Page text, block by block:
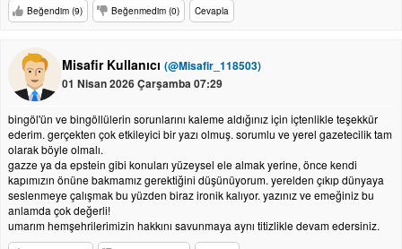
Beğendim (9) Beğenmedim (0) Cevapla
Misafir Kullanıcı (@Misafir_118503)
01 Nisan 2026 Çarşamba 07:29
bingöl'ün ve bingöllülerin sorunlarını kaleme aldığınız için içtenlikle teşekkür
ederim. gerçekten çok etkileyici bir yazı olmuş. sorumlu ve yerel gazetecilik tam
olarak böyle olmalı.
gazze ya da epstein gibi konuları yüzeysel ele almak yerine, önce kendi
kapımızın önüne bakmamız gerektiğini düşünüyorum. yerelden çıkıp dünyaya
seslenmeye çalışmak bu yüzden biraz ironik kalıyor. yazınız ve emeğiniz bu
anlamda çok değerli!
umarım hemşehrilerimizin hakkını savunmaya aynı titizlikle devam edersiniz.